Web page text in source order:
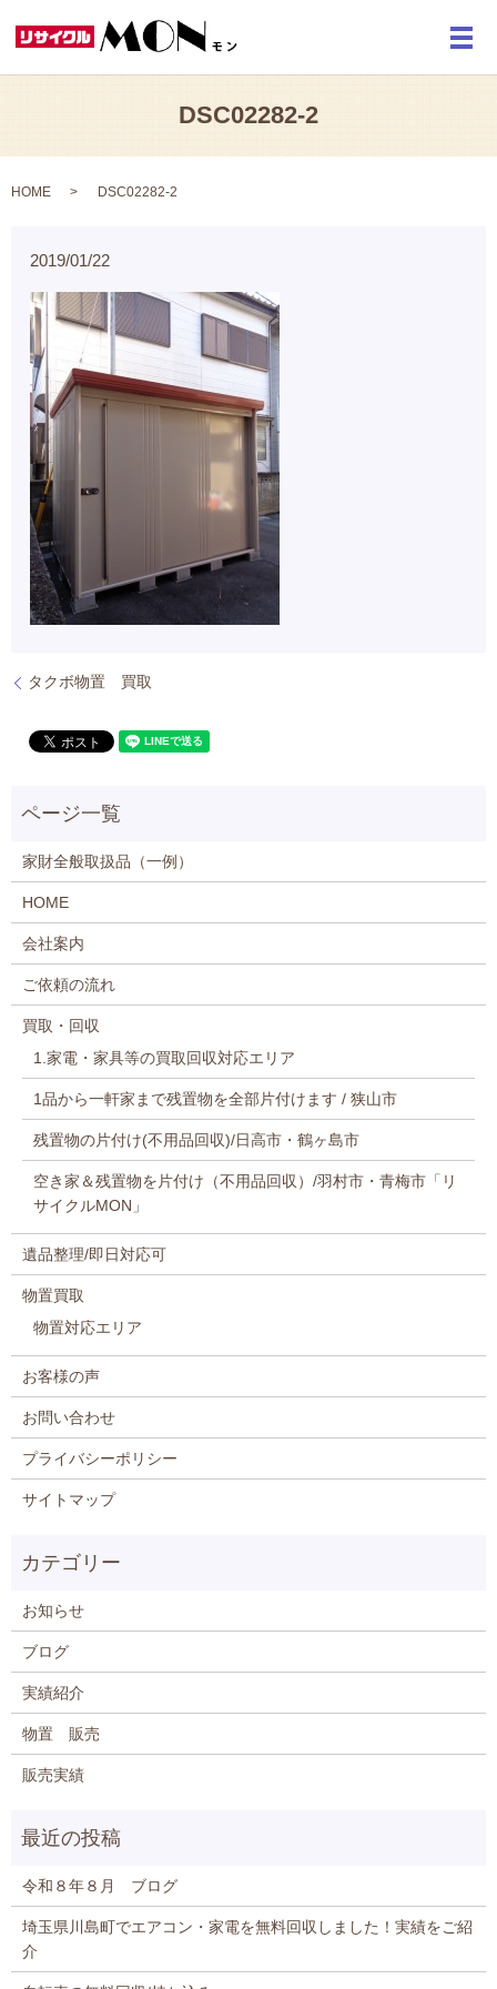
メ
DSC02282-2
HOME DSC02282-2
2019/01/22
タクボ物置 買取
家財全般取扱品（一例）
HOME
会社案内
ご依頼の流れ
買取・回収
1.家電・家具等の買取回収対応エリア
1品から一軒家まで残置物を全部片付けます / 狭山市
残置物の片付け(不用品回収)/日高市・鶴ヶ島市
空き家＆残置物を片付け（不用品回収）/羽村市・青梅市「リ
サイクルMON」
遺品整理/即日対応可
物置買取
物置対応エリア
お客様の声
お問い合わせ
プライバシーポリシー
サイトマップ
お知らせ
ブログ
実績紹介
物置 販売
販売実績
令和８年８月 ブログ
埼玉県川島町でエアコン・家電を無料回収しました！実績をご紹
介